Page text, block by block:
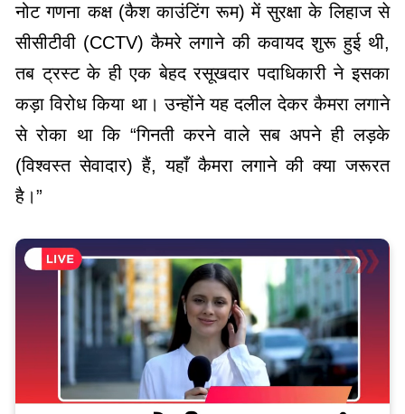
नोट गणना कक्ष (कैश काउंटिंग रूम) में सुरक्षा के लिहाज से
सीसीटीवी (CCTV) कैमरे लगाने की कवायद शुरू हुई थी,
तब ट्रस्ट के ही एक बेहद रसूखदार पदाधिकारी ने इसका
कड़ा विरोध किया था। उन्होंने यह दलील देकर कैमरा लगाने
से रोका था कि “गिनती करने वाले सब अपने ही लड़के
(विश्वस्त सेवादार) हैं, यहाँ कैमरा लगाने की क्या जरूरत
है।”